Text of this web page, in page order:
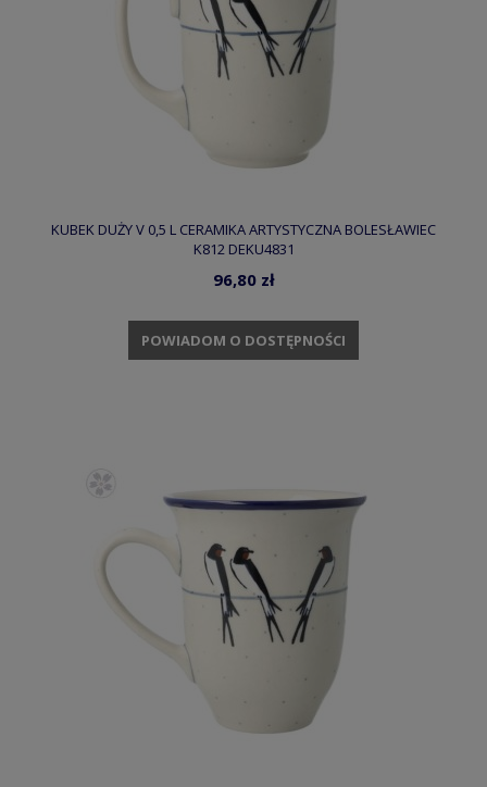
KUBEK DUŻY V 0,5 L CERAMIKA ARTYSTYCZNA BOLESŁAWIEC
K812 DEKU4831
96,80 zł
POWIADOM O DOSTĘPNOŚCI